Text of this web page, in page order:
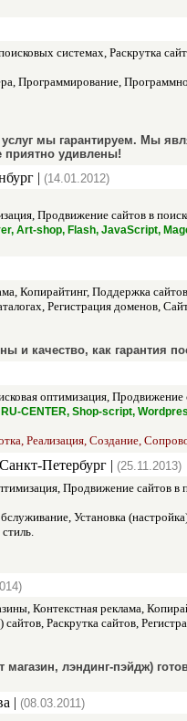
системах, Раскрутка
Программирование,
мы гарантируем. Мы
приятно удивлены!
| (14.01.2012)
Продвижение сайтов в
Art-shop, Flash, JavaScript,
Копирайтинг, Поддержка
Регистрация доменов,
и качество, как гарантия
оптимизация, Продвижение
CENTER, Shop-script,
Реализация, Создание,
Петербург | (25.11.2013)
Продвижение сайтов в
Установка
Контекстная реклама,
Раскрутка сайтов,
магазин, лэндинг-пэйдж)
| (08.03.2011)